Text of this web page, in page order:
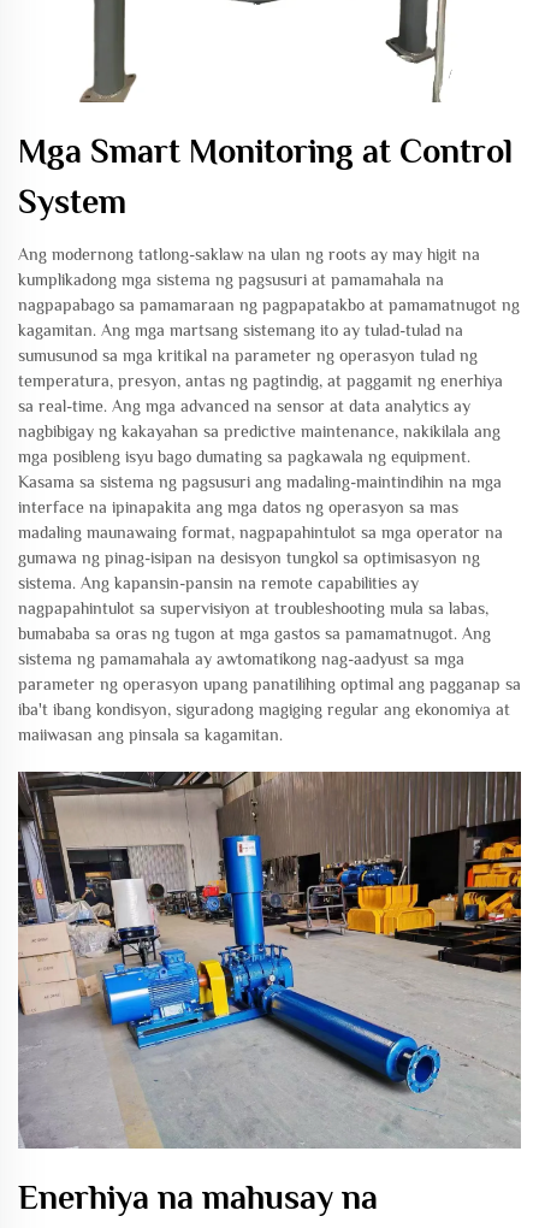
Mga Smart Monitoring at Control
System
Ang modernong tatlong-saklaw na ulan ng roots ay may higit na
kumplikadong mga sistema ng pagsusuri at pamamahala na
nagpapabago sa pamamaraan ng pagpapatakbo at pamamatnugot ng
kagamitan. Ang mga martsang sistemang ito ay tulad-tulad na
sumusunod sa mga kritikal na parameter ng operasyon tulad ng
temperatura, presyon, antas ng pagtindig, at paggamit ng enerhiya
sa real-time. Ang mga advanced na sensor at data analytics ay
nagbibigay ng kakayahan sa predictive maintenance, nakikilala ang
mga posibleng isyu bago dumating sa pagkawala ng equipment.
Kasama sa sistema ng pagsusuri ang madaling-maintindihin na mga
interface na ipinapakita ang mga datos ng operasyon sa mas
madaling maunawaing format, nagpapahintulot sa mga operator na
gumawa ng pinag-isipan na desisyon tungkol sa optimisasyon ng
sistema. Ang kapansin-pansin na remote capabilities ay
nagpapahintulot sa supervisiyon at troubleshooting mula sa labas,
bumababa sa oras ng tugon at mga gastos sa pamamatnugot. Ang
sistema ng pamamahala ay awtomatikong nag-aadyust sa mga
parameter ng operasyon upang panatilihing optimal ang pagganap sa
iba't ibang kondisyon, siguradong magiging regular ang ekonomiya at
maiiwasan ang pinsala sa kagamitan.
Enerhiya na mahusay na